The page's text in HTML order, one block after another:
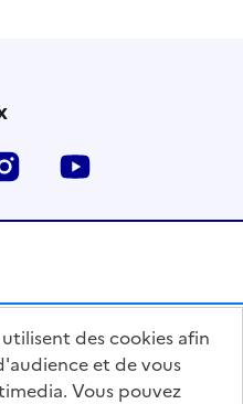
sur LinkedInsur Facebook
Le ministère sur
utilisent des cookies afin
et de vous
Vous pouvez